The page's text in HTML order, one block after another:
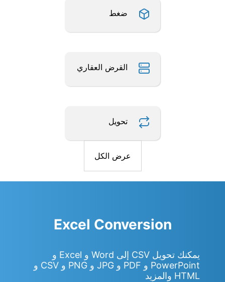
ضغط
القرض العقاري
تحويل
عرض الكل
Excel Conversion
يمكنك تحويل CSV إلى Word و Excel و
PowerPoint و PDF و JPG و PNG و CSV و
HTML والمزيد